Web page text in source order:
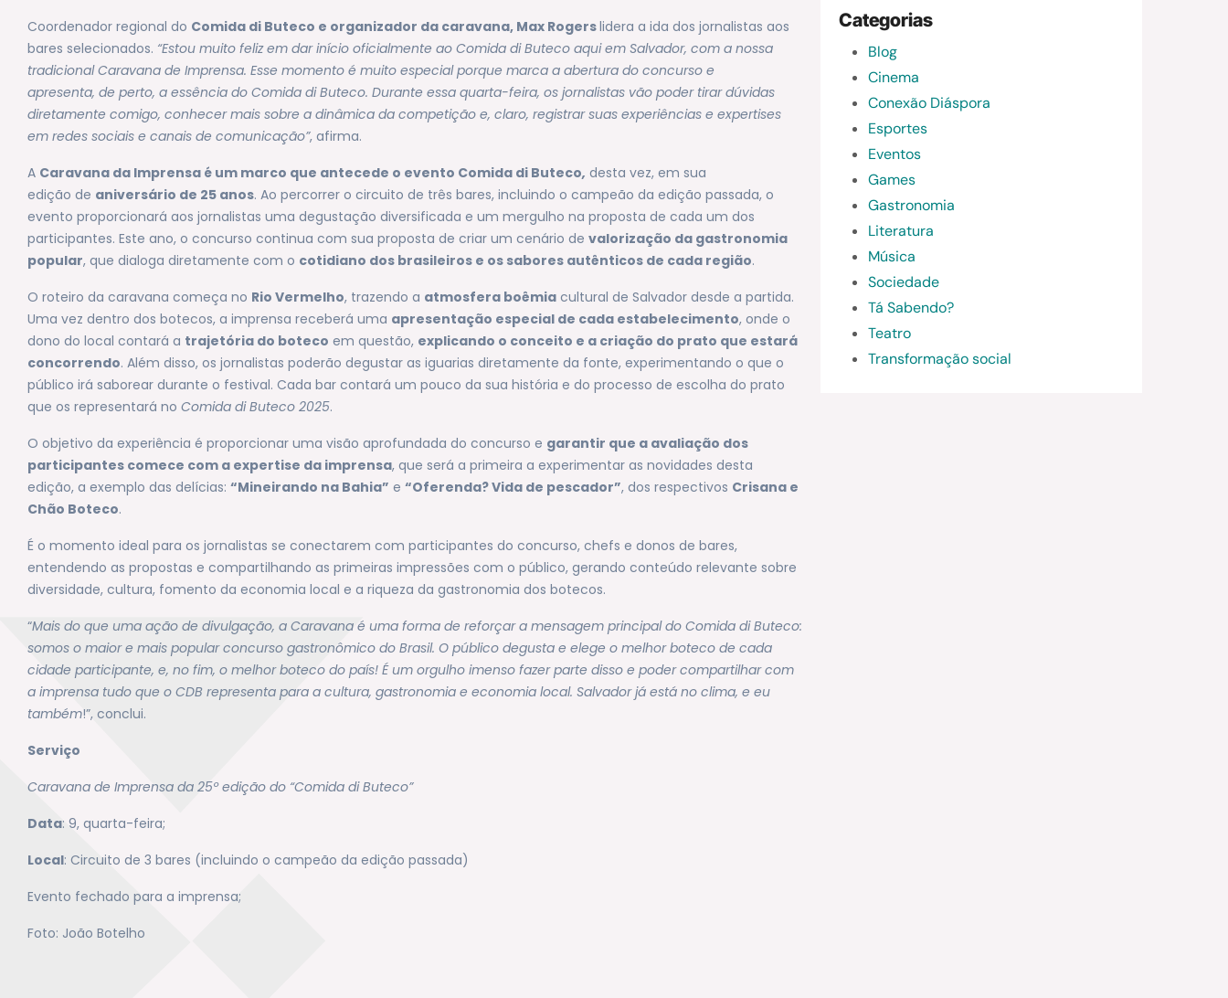
Coordenador regional do Comida di Buteco e organizador da caravana, Max Rogerslidera a ida dos jornalistas aos
bares selecionados. “Estou muito feliz em dar início oficialmente ao Comida di Buteco aqui em Salvador, com a nossa
tradicional Caravana de Imprensa. Esse momento é muito especial porque marca a abertura do concurso e
apresenta, de perto, a essência do Comida di Buteco. Durante essa quarta-feira, os jornalistas vão poder tirar dúvidas
diretamente comigo, conhecer mais sobre a dinâmica da competição e, claro, registrar suas experiências e expertises
em redes sociais e canais de comunicação”, afirma.
A Caravana da Imprensa é um marco que antecede o evento Comida di Buteco, desta vez, em sua
edição de aniversário de 25 anos. Ao percorrer o circuito de três bares, incluindo o campeão da edição passada, o
evento proporcionará aos jornalistas uma degustação diversificada e um mergulho na proposta de cada um dos
participantes. Este ano, o concurso continua com sua proposta de criar um cenário de valorização da gastronomia
popular, que dialoga diretamente com o cotidiano dos brasileiros e os sabores autênticos de cada região.
O roteiro da caravana começa no Rio Vermelho, trazendo a atmosfera boêmia cultural de Salvador desde a partida.
Uma vez dentro dos botecos, a imprensa receberá uma apresentação especial de cada estabelecimento, onde o
dono do local contará a trajetória do boteco em questão, explicando o conceito e a criação do prato que estará
concorrendo. Além disso, os jornalistas poderão degustar as iguarias diretamente da fonte, experimentando o que o
público irá saborear durante o festival. Cada bar contará um pouco da sua história e do processo de escolha do prato
que os representará no Comida di Buteco 2025.
O objetivo da experiência é proporcionar uma visão aprofundada do concurso e garantir que a avaliação dos
participantes comece com a expertise da imprensa, que será a primeira a experimentar as novidades desta
edição, a exemplo das delícias: “Mineirando na Bahia” e “Oferenda? Vida de pescador”, dos respectivos Crisana e
Chão Boteco.
É o momento ideal para os jornalistas se conectarem com participantes do concurso, chefs e donos de bares,
entendendo as propostas e compartilhando as primeiras impressões com o público, gerando conteúdo relevante sobre
diversidade, cultura, fomento da economia local e a riqueza da gastronomia dos botecos.
“Mais do que uma ação de divulgação, a Caravana é uma forma de reforçar a mensagem principal do Comida di Buteco:
somos o maior e mais popular concurso gastronômico do Brasil. O público degusta e elege o melhor boteco de cada
cidade participante, e, no fim, o melhor boteco do país! É um orgulho imenso fazer parte disso e poder compartilhar com
a imprensa tudo que o CDB representa para a cultura, gastronomia e economia local. Salvador já está no clima, e eu
também!”, conclui.
Serviço
Caravana de Imprensa da 25º edição do “Comida di Buteco”
Data: 9, quarta-feira;
Local: Circuito de 3 bares (incluindo o campeão da edição passada)
Evento fechado para a imprensa;
Foto: João Botelho
Categorias
Blog
Cinema
Conexão Diáspora
Esportes
Eventos
Games
Gastronomia
Literatura
Música
Sociedade
Tá Sabendo?
Teatro
Transformação social